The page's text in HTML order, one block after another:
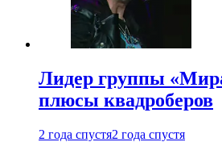
Лидер группы
плюсы квадроберов
2 года спустя2 года спустя